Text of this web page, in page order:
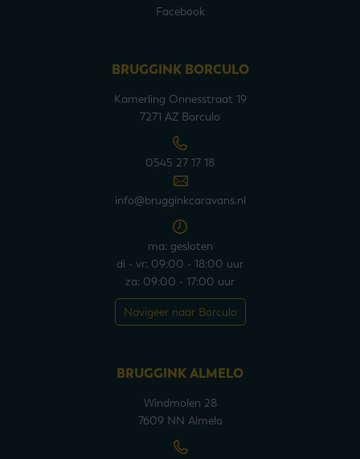
Facebook
BRUGGINK BORCULO
Kamerling Onnesstraat 19
7271 AZ Borculo
0545 27 17 18
info@brugginkcaravans.nl
ma: gesloten
di - vr: 09:00 - 18:00 uur
za: 09:00 - 17:00 uur
Navigeer naar Borculo
BRUGGINK ALMELO
Windmolen 28
7609 NN Almelo